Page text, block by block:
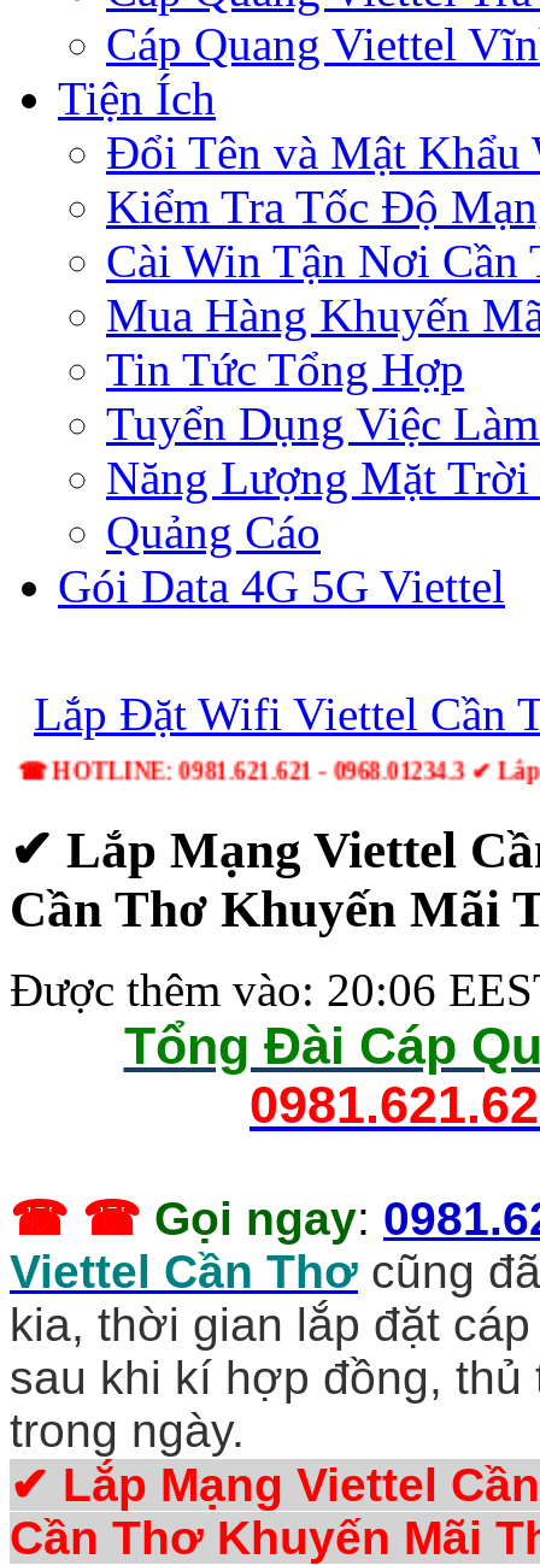
Cáp Quang Viettel
Tiện Ích
Đổi Tên và Mật Khẩu
Kiểm Tra Tốc Độ
Cài Win Tận Nơi Cần
Mua Hàng Khuyến
Tin Tức Tổng Hợp
Tuyển Dụng Việc
Năng Lượng Mặt
Quảng Cáo
Gói Data 4G 5G Viettel
Lắp Đặt Wifi Viettel Cần
☎ HOTLINE: 0981.621.621 - 0968.01234.3 ✔
✔ Lắp Mạng Viettel
Cần Thơ Khuyến Mãi
Được thêm vào: 20:06
Tổng Đài Cáp
☎ ☎ Gọi ngay:
Viettel Cần Thơ cũng
kia, thời gian lắp đặt
sau khi kí hợp đồng,
trong ngày.
✔ Lắp Mạng Viettel
Cần Thơ Khuyến Mãi